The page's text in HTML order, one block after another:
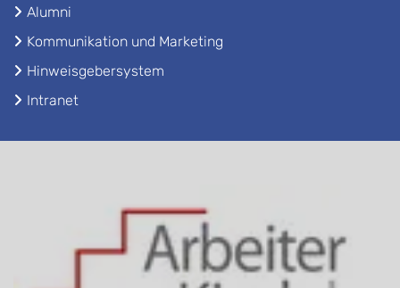
Alumni
Kommunikation und Marketing
Hinweisgebersystem
Intranet